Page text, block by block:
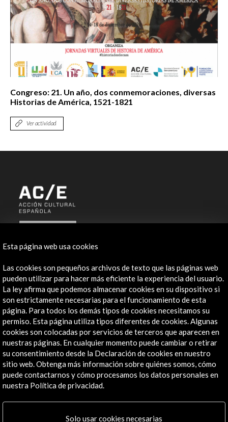
Congreso: 21. Un año, dos conmemoraciones, diversas
Historias de América, 1521-1821
Ver actividad
Contacta
info@accioncultural.es
+34 91 700 4000
José Abascal, 4 - 4º
28003 Madrid, España
Canales de contacto
Explora
Institucional
Actividades
Programa PICE
Esta página web usa cookies
Las cookies son pequeños archivos de texto que las páginas web
pueden utilizar para hacer más eficiente la experiencia del usuario.
La ley afirma que podemos almacenar cookies en su dispositivo si
son estrictamente necesarias para el funcionamiento de esta
página. Para todos los demás tipos de cookies necesitamos su
permiso. Esta página utiliza tipos diferentes de cookies. Algunas
cookies son colocadas por servicios de terceros que aparecen en
nuestras páginas. En cualquier momento puede cambiar o retirar
su consentimiento desde la Declaración de cookies en nuestro
sitio web. Obtenga más información sobre quiénes somos, cómo
puede contactarnos y cómo procesamos los datos personales en
nuestra Política de privacidad.
Solo usar cookies necesarias